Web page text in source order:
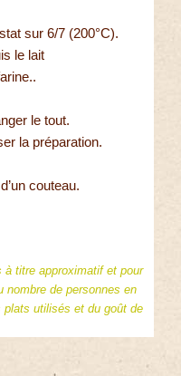
sur 6/7 (200°C).
le lait
le tout.
la préparation.
couteau.
à titre approximatif et pour
nombre de personnes en
plats utilisés et du goût de